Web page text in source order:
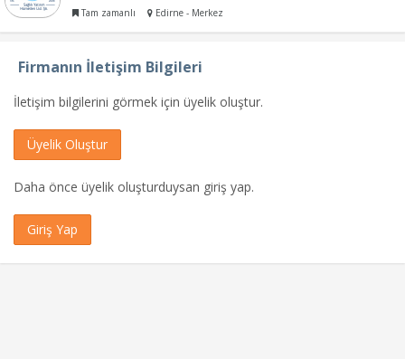
Tam zamanlı
Edirne - Merkez
Firmanın İletişim Bilgileri
İletişim bilgilerini görmek için üyelik oluştur.
Üyelik Oluştur
Daha önce üyelik oluşturduysan giriş yap.
Giriş Yap